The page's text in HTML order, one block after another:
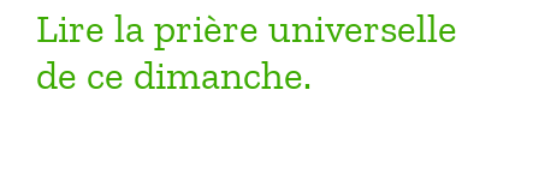
Lire la prière universelle
de ce dimanche.